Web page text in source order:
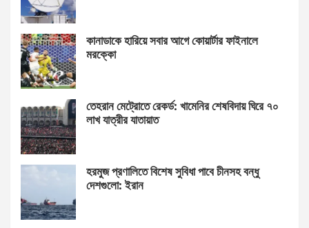
কানাডাকে হারিয়ে সবার আগে কোয়ার্টার ফাইনালে
মরক্কো
তেহরান মেট্রোতে রেকর্ড: খামেনির শেষবিদায় ঘিরে ৭০
লাখ যাত্রীর যাতায়াত
হরমুজ প্রণালিতে বিশেষ সুবিধা পাবে চীনসহ বন্ধু
দেশগুলো: ইরান